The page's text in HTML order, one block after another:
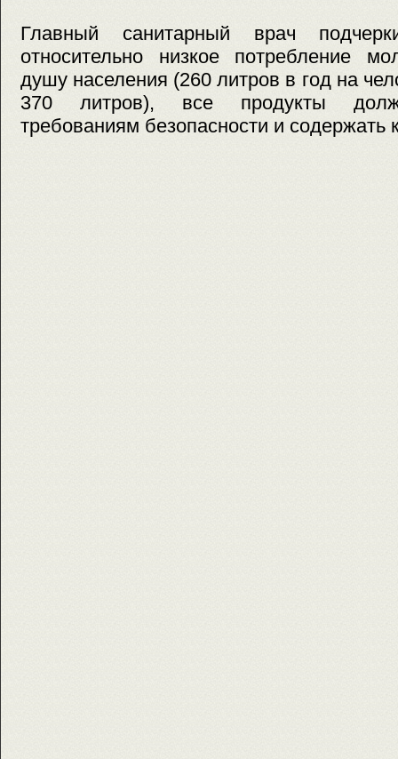
Главный санитарный врач
относительно низкое потребление
душу населения (260 литров в год на
370 литров), все продукты
требованиям безопасности и содержать